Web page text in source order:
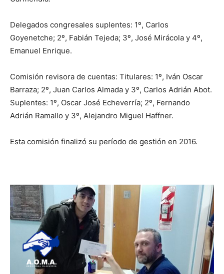
Delegados congresales suplentes: 1º, Carlos
Goyenetche; 2º, Fabián Tejeda; 3º, José Mirácola y 4º,
Emanuel Enrique.
Comisión revisora de cuentas: Titulares: 1º, Iván Oscar
Barraza; 2º, Juan Carlos Almada y 3º, Carlos Adrián Abot.
Suplentes: 1º, Oscar José Echeverría; 2º, Fernando
Adrián Ramallo y 3º, Alejandro Miguel Haffner.
Esta comisión finalizó su período de gestión en 2016.